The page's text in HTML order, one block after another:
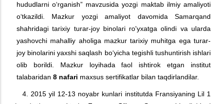
hududlarni o‘rganish” mavzusida yozgi maktab ilmiy amaliyoti
o‘tkazildi. Mazkur yozgi amaliyot davomida Samarqand
shahridagi tarixiy turar-joy binolari ro'yxatga olindi va ularda
yashovchi mahalliy aholiga mazkur tarixiy muhitga ega turar-
joy binolarini yaxshi saqlash bo‘yicha tegishli tushuntirish ishlari
olib borildi. Mazkur loyihada faol ishtirok etgan institut
talabaridan 8 nafari maxsus sertifikatlar bilan taqdirlandilar.
4. 2015 yil 12-13 noyabr kunlari institutda Fransiyaning Lil 1